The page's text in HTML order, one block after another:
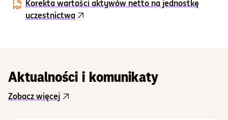
Korekta wartości aktywów netto na jednostkę
uczestnictwa
Aktualności i komunikaty
Zobacz więcej